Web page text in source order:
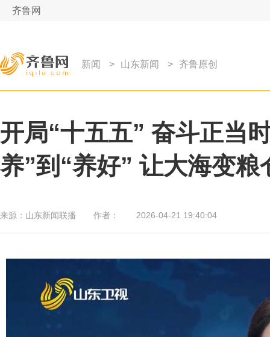
齐鲁网
新闻 > 山东新闻 > 齐鲁原创
开局“十五五” 奋斗正当
养”到“养好” 让大海变粮
来源： 山东新闻联播 作者： 2026-04-21 19:40:04